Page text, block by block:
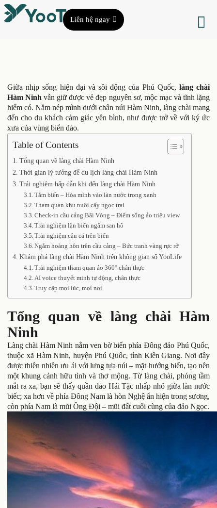
Liên hệ ngay
Giữa nhịp sống hiện đại và sôi động của Phú Quốc, làng chài
Hàm Ninh vẫn giữ được vẻ đẹp nguyên sơ, mộc mạc và tĩnh lặng
hiếm có. Nằm nép mình dưới chân núi Hàm Ninh, làng chài mang
đến cho du khách cảm giác yên bình, như được trở về với ký ức
xưa của vùng biển đảo.
Table of Contents
Tổng quan về làng chài Hàm Ninh
Thời gian lý tưởng để du lịch làng chài Hàm Ninh
Trải nghiệm hấp dẫn khi đến làng chài Hàm Ninh
Tắm biển – Hòa mình vào làn nước trong xanh
Tham quan khu nuôi cấy ngọc trai
Check-in cầu cảng Bãi Vòng – Điểm sống ảo triệu view
Trải nghiệm lặn biển ngắm san hô
Trải nghiệm câu cá trên biển
Ngắm hoàng hôn trên cầu cảng – Bức tranh vàng rực rỡ
Khám phá làng chài Hàm Ninh trên không gian số YooLife
Trải nghiệm tham quan ảo 360° chân thực
AI voice thuyết minh tự động, chân thực
Truy cập mọi lúc, mọi nơi
Tổng quan về làng chài Hàm
Ninh
Làng chài Hàm Ninh nằm ven bờ biển phía Đông đảo Phú Quốc,
thuộc xã Hàm Ninh, huyện Phú Quốc, tỉnh Kiên Giang. Nơi đây
được thiên nhiên ưu ái với lưng tựa núi – mặt hướng biển, tạo nên
một khung cảnh hữu tình và thơ mộng. Từ làng chài, phóng tầm
mắt ra xa, bạn sẽ thấy quần đảo Hải Tặc nhấp nhô giữa làn nước
biếc; xa hơn về phía Đông Nam là hòn Nghệ ẩn hiện trong sương,
còn phía Nam là mũi Ông Đội – mũi đất cuối cùng của đảo Ngọc.